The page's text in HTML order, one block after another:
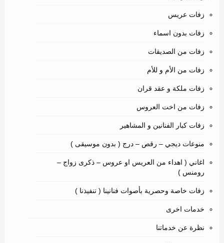
زفات عريس
زفات بدون اسماء
زفات من الصديقات
زفات من الأم و للأم
زفات ملكة و عقد قران
زفات من اخت العروس
زفات كبار الفنانين و المشاهير
منوعات ديجي – رقص – درج ( بدون موسيقى )
اغاني ( اهداء من العريس او عروس – ذكرى زواج –
رومنس )
زفات خاصة وحصرية بأصوات فنانينا ( تنفيذنا )
خدمات اخرى
نظرة عن خدماتنا